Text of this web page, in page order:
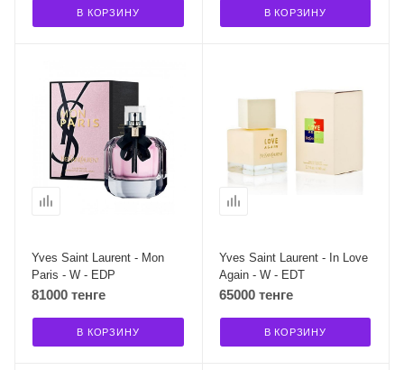
В КОРЗИНУ В КОРЗИНУ
Yves Saint Laurent - Mon
Paris - W - EDP
81000 тенге
В КОРЗИНУ
Yves Saint Laurent - In Love
Again - W - EDT
65000 тенге
В КОРЗИНУ